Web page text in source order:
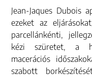
Jean-Jaques Dubois
ezeket az
parcellánkénti,
kézi szüretet, a
macerációs
szabott